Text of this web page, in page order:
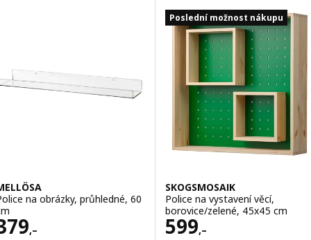
na obrázky, průhledné, 60
,– 379,–
Poslední možnost nákupu
SKOGSMOSAIK
Police na vystavení věcí,
borovice/zelené, 45x45 cm
599,–
Cena 599,–